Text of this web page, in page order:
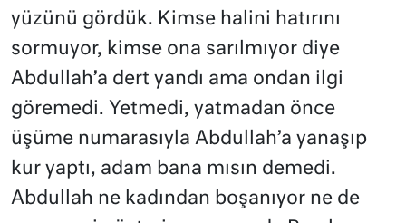
yüzünü gördük. Kimse halini hatırını
sormuyor, kimse ona sarılmıyor diye
Abdullah’a dert yandı ama ondan ilgi
göremedi. Yetmedi, yatmadan önce
üşüme numarasıyla Abdullah’a yanaşıp
kur yaptı, adam bana mısın demedi.
Abdullah ne kadından boşanıyor ne de